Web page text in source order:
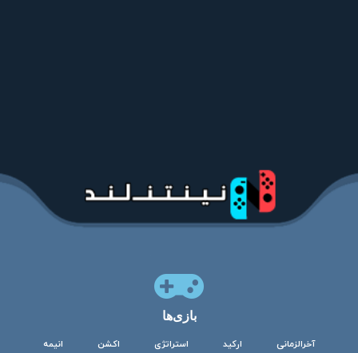
بازی‌ها
آخرالزمانی ارکید استراتژی اکشن انیمه